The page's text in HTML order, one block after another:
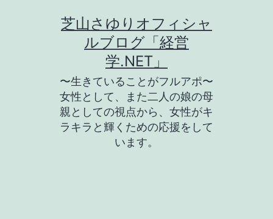
芝山さゆりオフィシャ
ルブログ「経営
学.NET」
〜生きていることがフルアポ〜
女性として、また二人の娘の母
親としての視点から、女性がキ
ラキラと輝くための応援をして
います。